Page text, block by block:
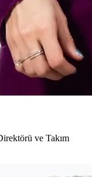
ve Takım